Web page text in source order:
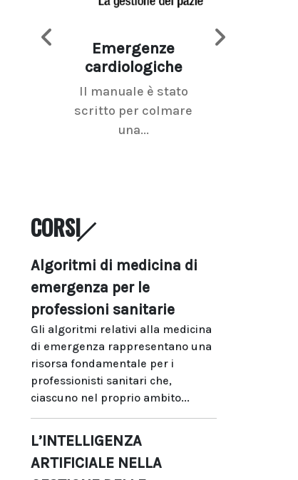
Emergenze
cardiologiche
Il manuale è stato
scritto per colmare
una...
CORSI
Algoritmi di medicina di
emergenza per le
professioni sanitarie
Gli algoritmi relativi alla medicina
di emergenza rappresentano una
risorsa fondamentale per i
professionisti sanitari che,
ciascuno nel proprio ambito...
L’INTELLIGENZA
ARTIFICIALE NELLA